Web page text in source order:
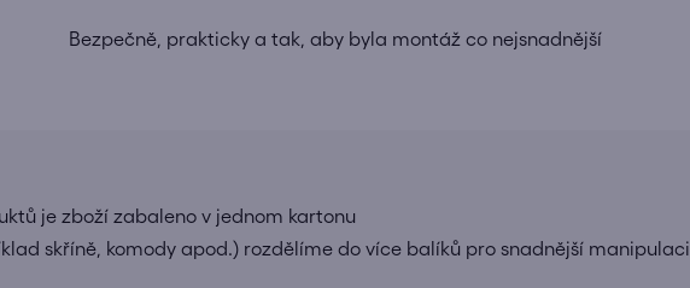
Bezpečně, prakticky a tak, aby byla montáž co nejsnadnější
je zboží zabaleno v jednom kartonu
skříně, komody apod.) rozdělíme do více balíků pro snadnější manipulaci